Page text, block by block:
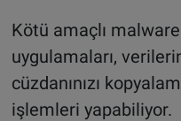
Kötü amaçlı
uygulamaları,
cüzdanınızı
işlemleri yapabiliyor.